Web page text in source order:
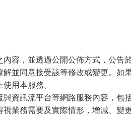
容，並透過公開公佈方式，公
並同意接受該等修改或變更。
用本服務。
資訊流平台等網路服務內容，
業務需要及實際情形，增減、